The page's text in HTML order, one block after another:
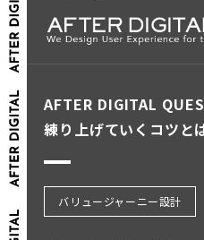
AFTER DIGITAL
練り上げていくコツと
バリュージャーニー設計